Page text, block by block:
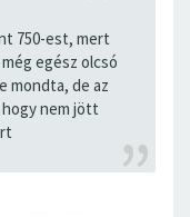
750-est, mert
egész olcsó
mondta, de az
nem jött